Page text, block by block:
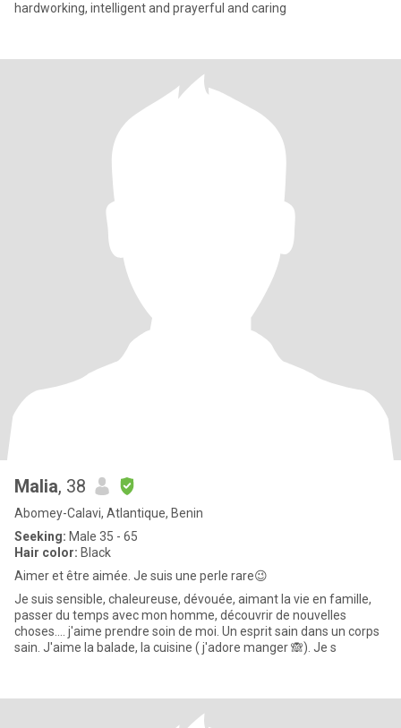
hardworking, intelligent and prayerful and caring
Malia, 38
Abomey-Calavi, Atlantique, Benin
Seeking: Male 35 - 65
Hair color: Black
Aimer et être aimée. Je suis une perle rare😉
Je suis sensible, chaleureuse, dévouée, aimant la vie en famille,
passer du temps avec mon homme, découvrir de nouvelles
choses.... j'aime prendre soin de moi. Un esprit sain dans un corps
sain. J'aime la balade, la cuisine ( j'adore manger 🙈). Je s